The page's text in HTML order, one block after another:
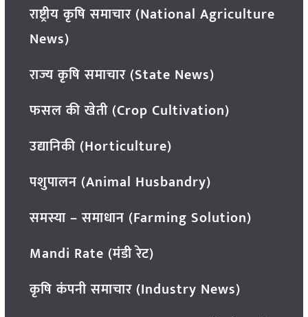
राष्ट्रीय कृषि समाचार (National Agriculture
News)
राज्य कृषि समाचार (State News)
फसल की खेती (Crop Cultivation)
उद्यानिकी (Horticulture)
पशुपालन (Animal Husbandry)
समस्या – समाधान (Farming Solution)
Mandi Rate (मंडी रेट)
कृषि कंपनी समाचार (Industry News)